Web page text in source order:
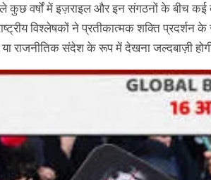
कुछ वर्षों में इज़राइल और इन संगठनों के बीच कई
विश्लेषकों ने प्रतीकात्मक शक्ति
राजनीतिक संदेश के रूप में देखना जल्दबाज़ी